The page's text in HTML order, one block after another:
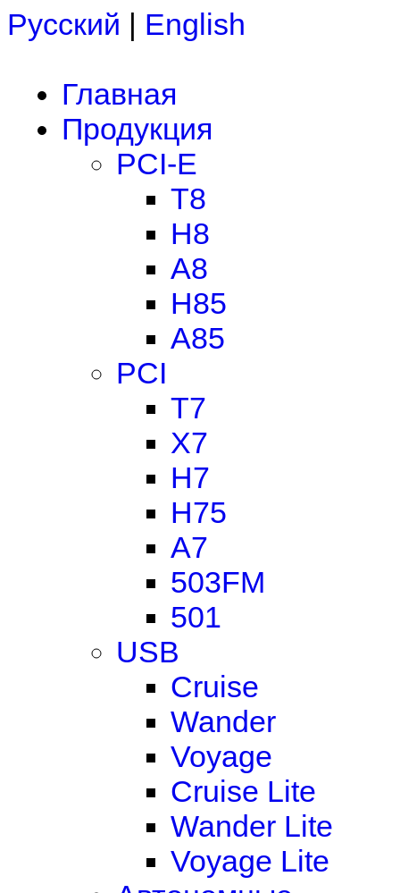
Русский | English
Главная
Продукция
PCI-E
T8
H8
A8
H85
A85
PCI
T7
X7
H7
H75
A7
503FM
501
USB
Cruise
Wander
Voyage
Cruise Lite
Wander Lite
Voyage Lite